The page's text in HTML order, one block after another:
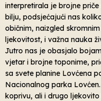
interpretirala je brojne
bilju, podsjećajući nas
običnim, naizgled
ljekovitost, i važna nauka
Jutro nas je obasjalo
vjetar i brojne toponime,
sa svete planine Lovćena
Nacionalnog parka
koprivu, ali i drugo